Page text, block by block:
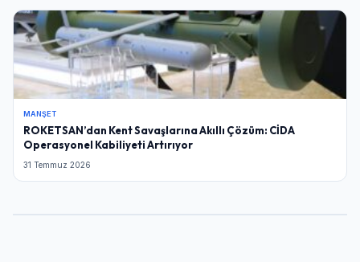
MANŞET
ROKETSAN’dan Kent Savaşlarına Akıllı Çözüm: CİDA
Operasyonel Kabiliyeti Artırıyor
31 Temmuz 2026